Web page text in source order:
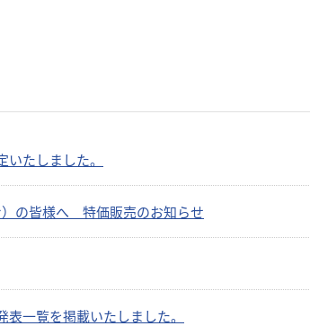
たしました。
の皆様へ 特価販売のお知らせ
一覧を掲載いたしました。